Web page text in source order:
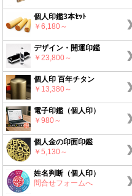
個人印鑑3本ｾｯﾄ
￥6,180～
デザイン・開運印鑑
￥23,800～
個人印 百年チタン
￥13,380～
電子印鑑（個人印）
￥980～
個人金の印面印鑑
￥5,130～
姓名判断（個人印）
問合せフォームへ